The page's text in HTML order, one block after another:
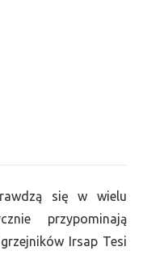
się w wielu
przypominają
Irsap Tesi